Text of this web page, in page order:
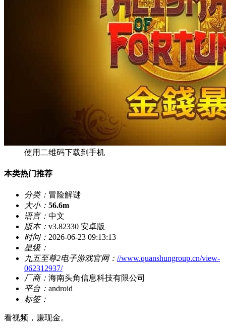
使用二维码下载到手机
本类热门推荐
分类： 冒险解谜
大小： 56.6m
语言： 中文
版本： v3.82330 安卓版
时间： 2026-06-23 09:13:13
星级：
九五至尊2电子游戏官网： //www.quanshungroup.cn/view-
062312937/
厂商： 海南头角信息科技有限公司
平台： android
标签：
看视频，赚现金。